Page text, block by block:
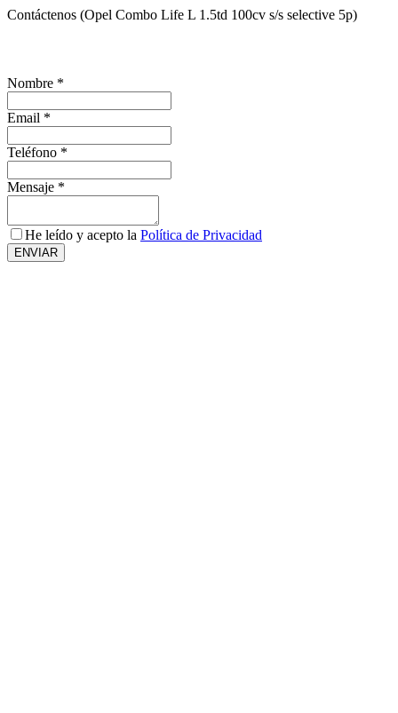
Contáctenos (Opel Combo Life L 1.5td 100cv s/s selective 5p)
Nombre *
Email *
Teléfono *
Mensaje *
He leído y acepto la Política de Privacidad
ENVIAR